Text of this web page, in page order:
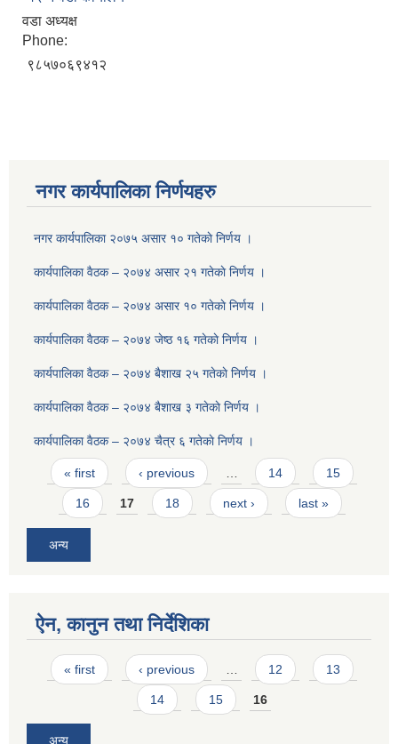
वडा अध्यक्ष
Phone:
९८५७०६९४१२
नगर कार्यपालिका निर्णयहरु
नगर कार्यपालिका २०७५ असार १० गतेकाे निर्णय ।
कार्यपालिका वैठक – २०७४ असार २१ गतेकाे निर्णय ।
कार्यपालिका वैठक – २०७४ असार १० गतेकाे निर्णय ।
कार्यपालिका वैठक – २०७४ जेष्ठ १६ गतेकाे निर्णय ।
कार्यपालिका वैठक – २०७४ बैशाख २५ गतेकाे निर्णय ।
कार्यपालिका वैठक – २०७४ बैशाख ३ गतेकाे निर्णय ।
कार्यपालिका वैठक – २०७४ चैत्र ६ गतेकाे निर्णय ।
Pages
« first ‹ previous … 14 15
16 17 18 next › last »
अन्य
ऐन, कानुन तथा निर्देशिका
Pages
« first ‹ previous 12 13
14 15 16
अन्य